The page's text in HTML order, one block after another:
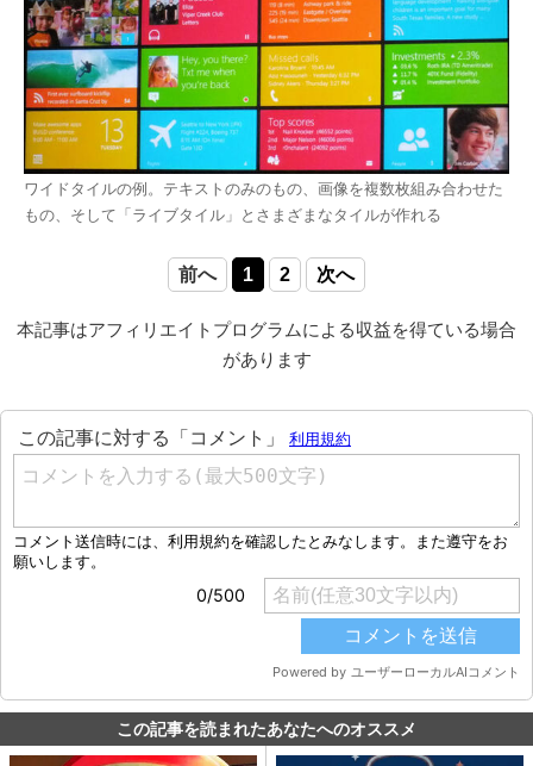
ワイドタイルの例。テキストのみのもの、画像を複数枚組み合わせた
もの、そして「ライブタイル」とさまざまなタイルが作れる
前へ 1 2 次へ
本記事はアフィリエイトプログラムによる収益を得ている場合
があります
この記事を読まれたあなたへのオススメ